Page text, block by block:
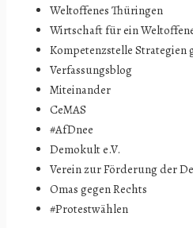
Weltoffenes Thüringen
Wirtschaft für ein
Kompetenzstelle Strategien
Verfassungsblog
Miteinander
CeMAS
#AfDnee
Demokult e.V.
Verein zur Förderung der
Omas gegen Rechts
#Protestwählen